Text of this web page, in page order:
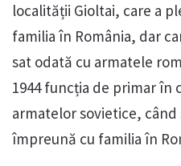
localității Gioltai, care a
familia în România, dar
sat odată cu armatele
1944 funcția de primar în
armatelor sovietice,
împreună cu familia în